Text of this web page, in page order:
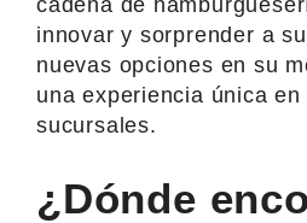
innovar y sorprender a
nuevas opciones en su
una experiencia única
sucursales.
¿Dónde